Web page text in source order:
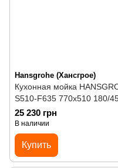
Hansgrohe (Хансгрое)
Кухонная мойка
S510-F635 770х510 180/
25 230 грн
В наличии
Купить